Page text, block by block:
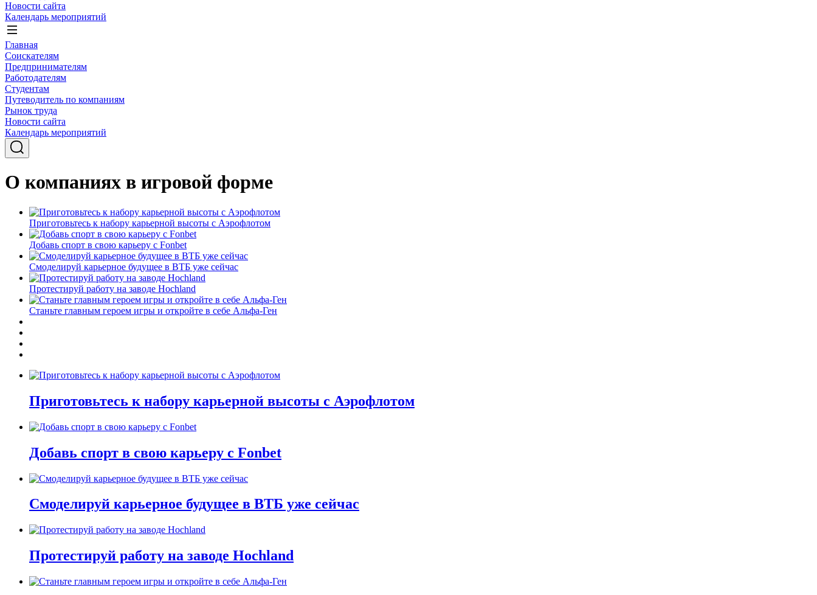
Новости сайта
Календарь мероприятий
Главная
Соискателям
Предпринимателям
Работодателям
Студентам
Путеводитель по компаниям
Рынок труда
Новости сайта
Календарь мероприятий
О компаниях в игровой форме
Приготовьтесь к набору карьерной высоты с Аэрофлотом
Добавь спорт в свою карьеру с Fonbet
Смоделируй карьерное будущее в ВТБ уже сейчас
Протестируй работу на заводе Hochland
Станьте главным героем игры и откройте в себе Альфа-Ген
Приготовьтесь к набору карьерной высоты с Аэрофлотом
Добавь спорт в свою карьеру с Fonbet
Смоделируй карьерное будущее в ВТБ уже сейчас
Протестируй работу на заводе Hochland